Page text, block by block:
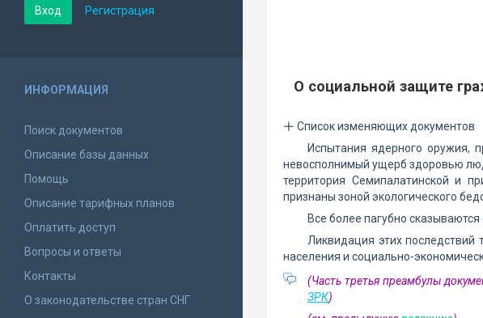
Вход Регистрация
ИНФОРМАЦИЯ
Поиск документов
Описание базы данных
Помощь
Описание тарифных планов
Оплатить доступ
Вопросы и ответы
Контакты
О законодательстве стран СНГ
О социальной защите
Список изменяющих документов
Испытания ядерного оружия,
невосполнимый ущерб здоровью
территория Семипалатинской и
признаны зоной экологического
Все более пагубно
Ликвидация этих
населения и социально-
(Часть третья преамбулы
ЗРК)